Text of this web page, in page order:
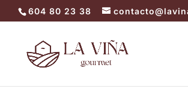
604 80 23 38